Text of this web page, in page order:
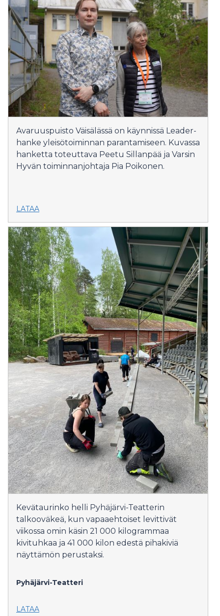
Avaruuspuisto Väisälässä on käynnissä Leader-
hanke yleisötoiminnan parantamiseen. Kuvassa
hanketta toteuttava Peetu Sillanpää ja Varsin
Hyvän toiminnanjohtaja Pia Poikonen.
LATAA
Kevätaurinko helli Pyhäjärvi-Teatterin
talkooväkeä, kun vapaaehtoiset levittivät
viikossa omin käsin 21 000 kilogrammaa
kivituhkaa ja 41 000 kilon edestä pihakiviä
näyttämön perustaksi.
Pyhäjärvi-Teatteri
LATAA